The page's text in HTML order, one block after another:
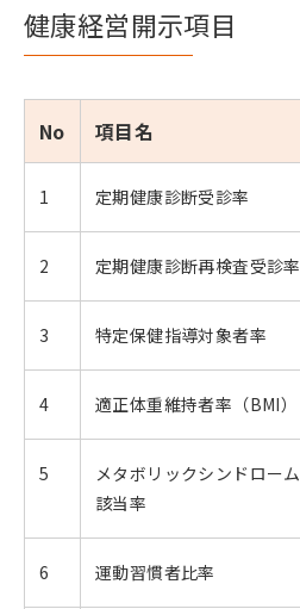
健康経営開示項目
No 項目名
1 定期健康診断受診率
2 定期健康診断再検査受診率
3 特定保健指導対象者率
4 適正体重維持者率（BMI）
5
メタボリックシンドローム
該当率
6 運動習慣者比率